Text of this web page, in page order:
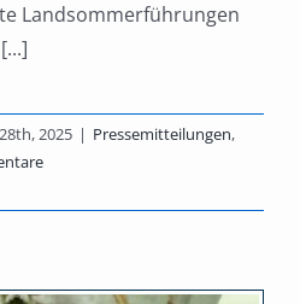
Landsommerführungen
2025 | Pressemitteilungen,